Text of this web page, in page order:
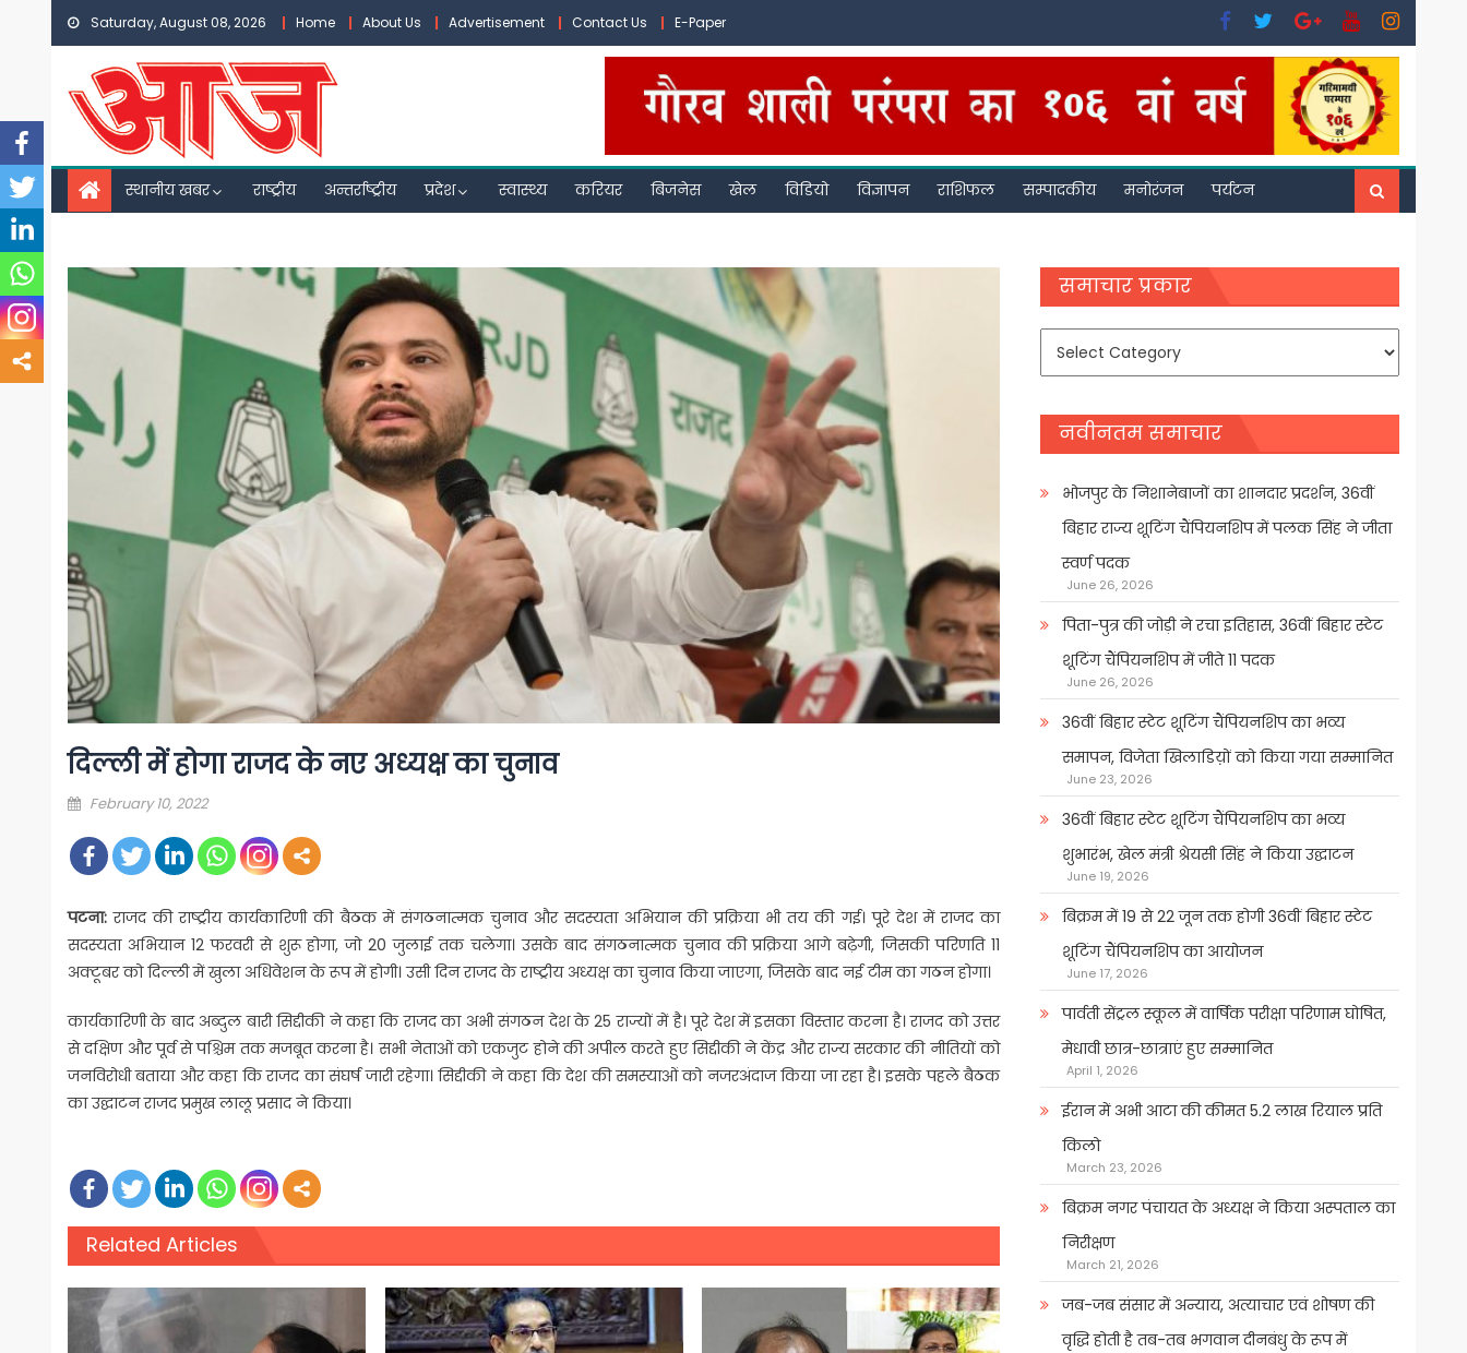
Skip
content
Saturday, August 08, 2026 Home About Us Advertisement Contact Us E-Paper
स्थानीय खबर राष्ट्रीय अन्तर्राष्ट्रीय प्रदेश स्वास्थ्य करियर बिजनेस खेल विडियो विज्ञापन राशिफल सम्पादकीय मनोरंजन पर्यटन
दिल्ली में होगा राजद के नए अध्यक्ष का चुनाव
Posted
February 10, 2022
पटना: राजद की राष्ट्रीय कार्यकारिणी की बैठक में संगठनात्मक चुनाव और सदस्यता अभियान की प्रक्रिया भी तय की गई। पूरे देश में राजद का
सदस्यता अभियान 12 फरवरी से शुरू होगा, जो 20 जुलाई तक चलेगा। उसके बाद संगठनात्मक चुनाव की प्रक्रिया आगे बढ़ेगी, जिसकी परिणति 11
अक्टूबर को दिल्ली में खुला अधिवेशन के रूप में होगी। उसी दिन राजद के राष्ट्रीय अध्यक्ष का चुनाव किया जाएगा, जिसके बाद नई टीम का गठन होगा।
कार्यकारिणी के बाद अब्दुल बारी सिद्दीकी ने कहा कि राजद का अभी संगठन देश के 25 राज्यों में है। पूरे देश में इसका विस्तार करना है। राजद को उत्तर
से दक्षिण और पूर्व से पश्चिम तक मजबूत करना है। सभी नेताओं को एकजुट होने की अपील करते हुए सिद्दीकी ने केंद्र और राज्य सरकार की नीतियों को
जनविरोधी बताया और कहा कि राजद का संघर्ष जारी रहेगा। सिद्दीकी ने कहा कि देश की समस्याओं को नजरअंदाज किया जा रहा है। इसके पहले बैठक
का उद्घाटन राजद प्रमुख लालू प्रसाद ने किया।
Related Articles
समाचार प्रकार
समाचार
नवीनतम समाचार
भोजपुर के निशानेबाजों का शानदार प्रदर्शन, 36वीं
बिहार राज्य शूटिंग चैंपियनशिप में पलक सिंह ने जीता
स्वर्ण पदक
June 26, 2026
पिता-पुत्र की जोड़ी ने रचा इतिहास, 36वीं बिहार स्टेट
शूटिंग चैंपियनशिप में जीते 11 पदक
June 26, 2026
36वीं बिहार स्टेट शूटिंग चैंपियनशिप का भव्य
समापन, विजेता खिलाडिय़ों को किया गया सम्मानित
June 23, 2026
36वीं बिहार स्टेट शूटिंग चैंपियनशिप का भव्य
शुभारंभ, खेल मंत्री श्रेयसी सिंह ने किया उद्घाटन
June 19, 2026
बिक्रम में 19 से 22 जून तक होगी 36वीं बिहार स्टेट
शूटिंग चैंपियनशिप का आयोजन
June 17, 2026
पार्वती सेंट्रल स्कूल में वार्षिक परीक्षा परिणाम घोषित,
मेधावी छात्र-छात्राएं हुए सम्मानित
April 1, 2026
ईरान में अभी आटा की कीमत 5.2 लाख रियाल प्रति
किलो
March 23, 2026
बिक्रम नगर पंचायत के अध्यक्ष ने किया अस्पताल का
निरीक्षण
March 21, 2026
जब-जब संसार में अन्याय, अत्याचार एवं शोषण की
वृद्धि होती है तब-तब भगवान दीनबंधु के रूप में